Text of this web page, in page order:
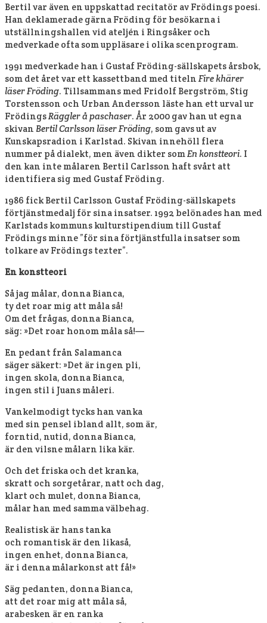
Bertil var även en uppskattad recitatör av Frödings poesi.
Han deklamerade gärna Fröding för besökarna i
utställningshallen vid ateljén i Ringsåker och
medverkade ofta som uppläsare i olika scenprogram.
1991 medverkade han i Gustaf Fröding-sällskapets årsbok,
som det året var ett kassettband med titeln Fire khärer
läser Fröding. Tillsammans med Fridolf Bergström, Stig
Torstensson och Urban Andersson läste han ett urval ur
FrödingsRäggler å paschaser. År 2000 gav han ut egna
skivan Bertil Carlsson läser Fröding, som gavs ut av
Kunskapsradion i Karlstad. Skivan innehöll flera
nummer på dialekt, men även dikter somEn konstteori. I
den kan inte målaren Bertil Carlsson haft svårt att
identifiera sig med Gustaf Fröding.
1986 fick Bertil Carlsson Gustaf Fröding-sällskapets
förtjänstmedalj för sina insatser. 1992 belönades han med
Karlstads kommuns kulturstipendium till Gustaf
Frödings minne ”för sina förtjänstfulla insatser som
tolkare av Frödings texter”.
En konstteori
Så jag målar, donna Bianca,
ty det roar mig att måla så!
Om det frågas, donna Bianca,
säg: »Det roar honom måla så!—
En pedant från Salamanca
säger säkert: »Det är ingen pli,
ingen skola, donna Bianca,
ingen stil i Juans måleri.
Vankelmodigt tycks han vanka
med sin pensel ibland allt, som är,
forntid, nutid, donna Bianca,
är den vilsne målarn lika kär.
Och det friska och det kranka,
skratt och sorgetårar, natt och dag,
klart och mulet, donna Bianca,
målar han med samma välbehag.
Realistisk är hans tanka
och romantisk är den likaså,
ingen enhet, donna Bianca,
är i denna målarkonst att få!»
Säg pedanten, donna Bianca,
att det roar mig att måla så,
arabesken är en ranka